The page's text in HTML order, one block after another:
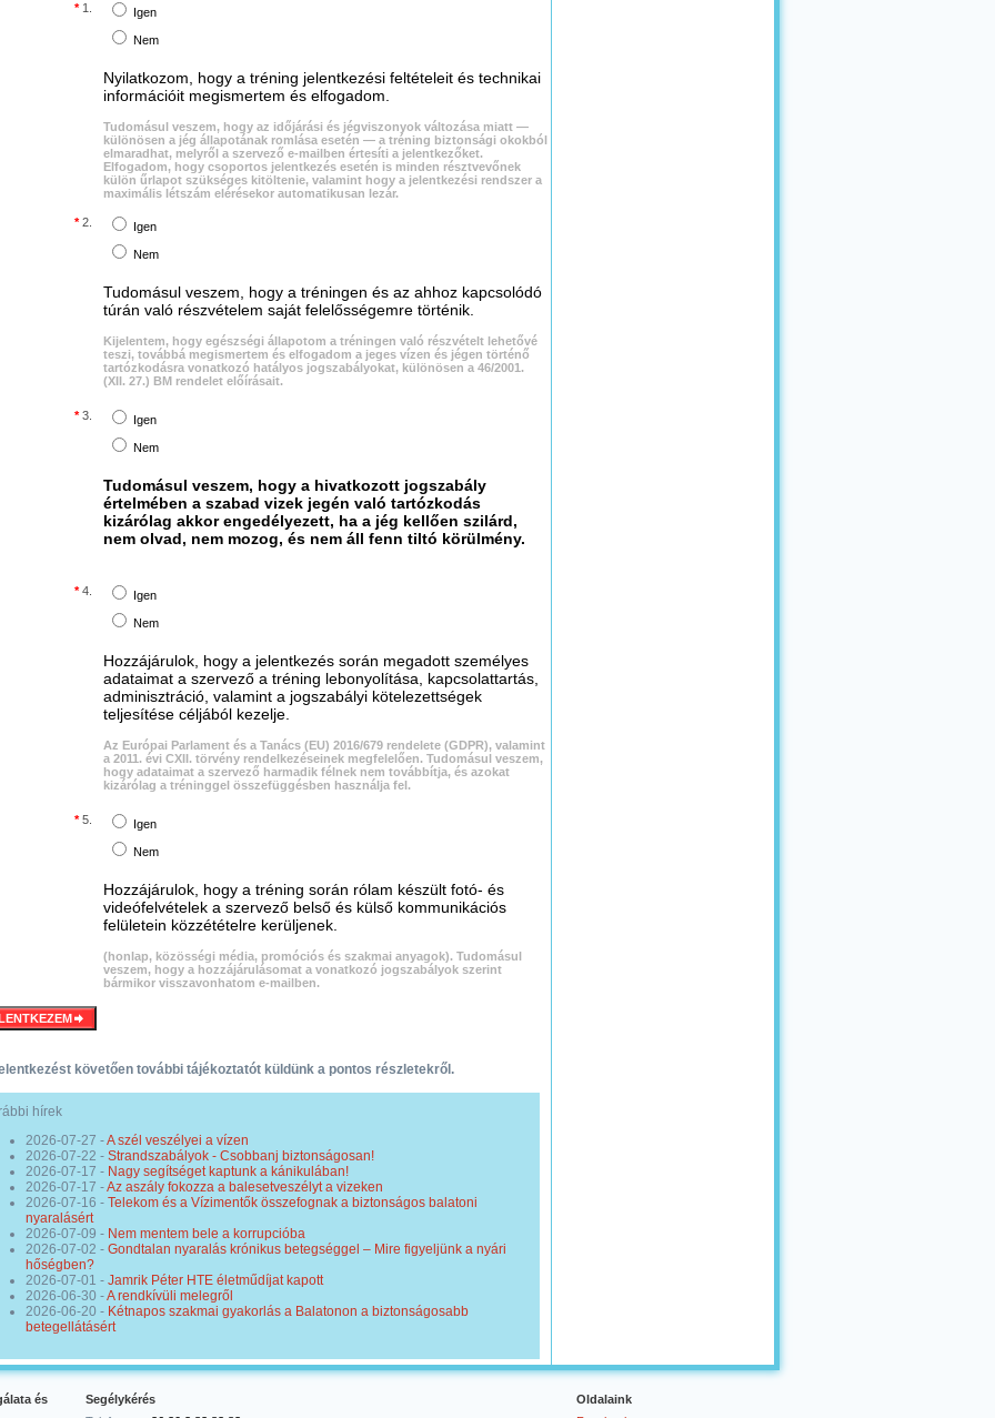
*1. Igen
Nem
Nyilatkozom, hogy a tréning jelentkezési feltételeit és technikai
információit megismertem és elfogadom.
Tudomásul veszem, hogy az időjárási és jégviszonyok változása miatt —
különösen a jég állapotának romlása esetén — a tréning biztonsági okokból
elmaradhat, melyről a szervező e-mailben értesíti a jelentkezőket.
Elfogadom, hogy csoportos jelentkezés esetén is minden résztvevőnek
külön űrlapot szükséges kitöltenie, valamint hogy a jelentkezési rendszer a
maximális létszám elérésekor automatikusan lezár.
*2. Igen
Nem
Tudomásul veszem, hogy a tréningen és az ahhoz kapcsolódó
túrán való részvételem saját felelősségemre történik.
Kijelentem, hogy egészségi állapotom a tréningen való részvételt lehetővé
teszi, továbbá megismertem és elfogadom a jeges vízen és jégen történő
tartózkodásra vonatkozó hatályos jogszabályokat, különösen a 46/2001.
(XII. 27.) BM rendelet előírásait.
*3. Igen
Nem
Tudomásul veszem, hogy a hivatkozott jogszabály
értelmében a szabad vizek jegén való tartózkodás
kizárólag akkor engedélyezett, ha a jég kellően szilárd,
nem olvad, nem mozog, és nem áll fenn tiltó körülmény.
*4. Igen
Nem
Hozzájárulok, hogy a jelentkezés során megadott személyes
adataimat a szervező a tréning lebonyolítása, kapcsolattartás,
adminisztráció, valamint a jogszabályi kötelezettségek
teljesítése céljából kezelje.
Az Európai Parlament és a Tanács (EU) 2016/679 rendelete (GDPR), valamint
a 2011. évi CXII. törvény rendelkezéseinek megfelelően. Tudomásul veszem,
hogy adataimat a szervező harmadik félnek nem továbbítja, és azokat
kizárólag a tréninggel összefüggésben használja fel.
*5. Igen
Nem
Hozzájárulok, hogy a tréning során rólam készült fotó- és
videófelvételek a szervező belső és külső kommunikációs
felületein közzétételre kerüljenek.
(honlap, közösségi média, promóciós és szakmai anyagok). Tudomásul
veszem, hogy a hozzájárulásomat a vonatkozó jogszabályok szerint
bármikor visszavonhatom e-mailben.
követően további tájékoztatót küldünk a pontos részletekről.
hírek
2026-07-27 -A szél veszélyei a vízen
2026-07-22 - Strandszabályok - Csobbanj biztonságosan!
2026-07-17 - Nagy segítséget kaptunk a kánikulában!
2026-07-17 -Az aszály fokozza a balesetveszélyt a vizeken
2026-07-16 - Telekom és a Vízimentők összefognak a biztonságos balatoni
nyaralásért
2026-07-09 - Nem mentem bele a korrupcióba
2026-07-02 - Gondtalan nyaralás krónikus betegséggel – Mire figyeljünk a nyári
hőségben?
2026-07-01 - Jamrik Péter HTE életműdíjat kapott
2026-06-30 -A rendkívüli melegről
2026-06-20 - Kétnapos szakmai gyakorlás a Balatonon a biztonságosabb
betegellátásért
és
Segélykérés
Oldalaink